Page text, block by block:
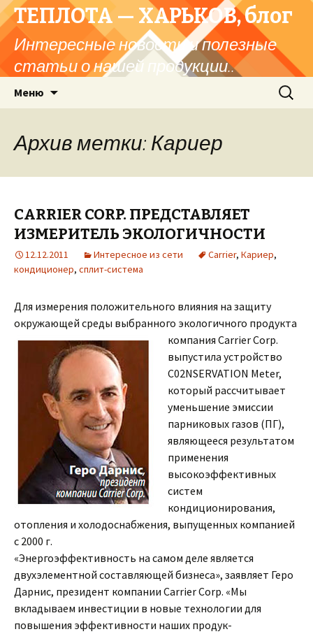
ТЕПЛОТА — ХАРЬКОВ, блог
Интересные новости и полезные
статьи о нашей продукции..
Меню Найти:
Архив метки: Кариер
CARRIER CORP. ПРЕДСТАВЛЯЕТ
ИЗМЕРИТЕЛЬ ЭКОЛОГИЧНОСТИ
12.12.2011 Интересное из сети Carrier, Кариер,
кондиционер, сплит-система
Для измерения положительного влияния на защиту
окружающей среды выбранного экологичного продукта
компания Carrier Corp.
выпустила устройство
C02NSERVATION Meter,
который рассчитывает
уменьшение эмиссии
парниковых газов (ПГ),
являющееся результатом
применения
высокоэффективных
систем
кондиционирования,
отопления и холодоснабжения, выпущенных компанией
с 2000 г.
«Энергоэффективность на самом деле является
двухэлементной составляющей бизнеса», заявляет Геро
Дарнис, президент компании Carrier Corp. «Мы
вкладываем инвестиции в новые технологии для
повышения эффективности наших продук-